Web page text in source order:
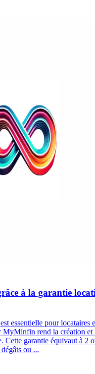
à la garantie
essentielle pour locataires
MyMinfin rend la création et
Cette garantie équivaut à 2
ou ...